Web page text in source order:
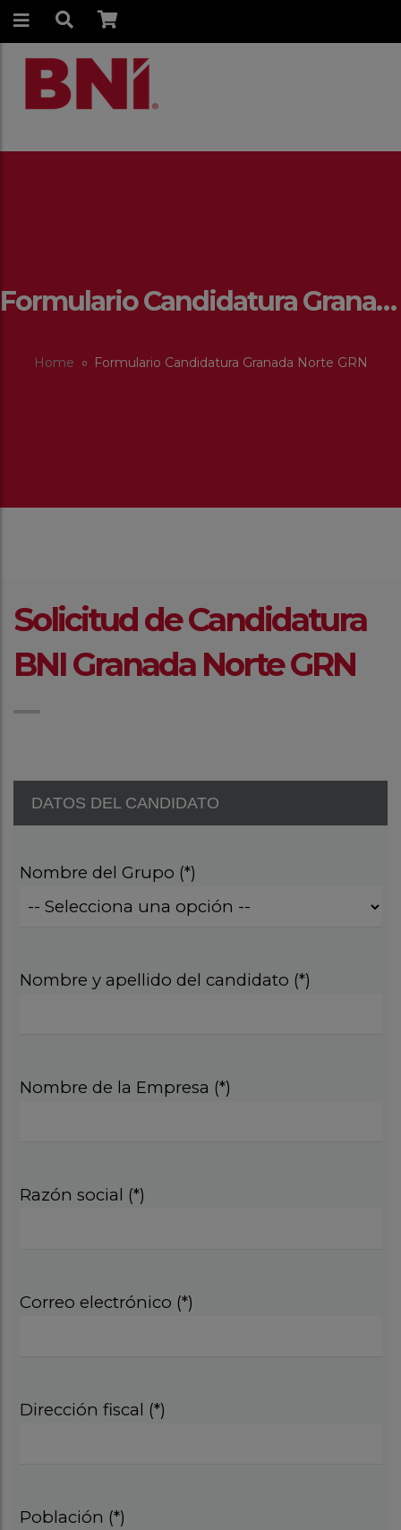
Home Formulario Candidatura Granada Norte GRN
Formulario Candidatura Granada Norte GRN
Solicitud de Candidatura
BNI Granada Norte GRN
DATOS DEL CANDIDATO
Nombre del Grupo (*)
Nombre y apellido del candidato (*)
Nombre de la Empresa (*)
Razón social (*)
Correo electrónico (*)
Dirección fiscal (*)
Población (*)